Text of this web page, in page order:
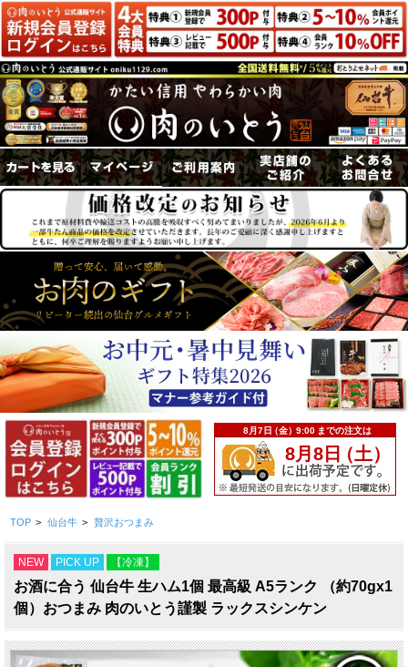
TOP > 仙台牛 > 贅沢おつまみ
NEW PICK UP 【冷凍】
お酒に合う 仙台牛 生ハム1個 最高級 A5ランク （約70gx1
個）おつまみ 肉のいとう謹製 ラックスシンケン